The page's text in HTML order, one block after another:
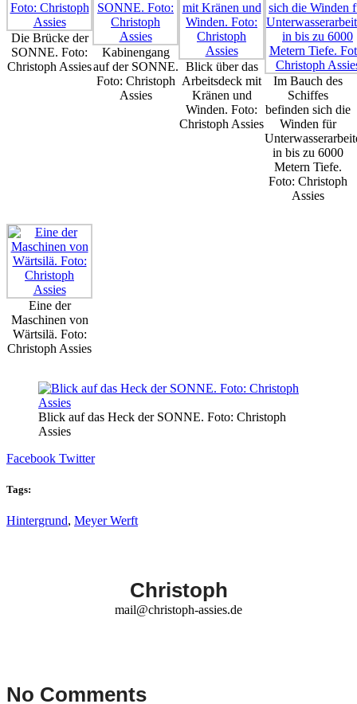
Die Brücke der
SONNE. Foto:
Christoph Assies
Kabinengang
auf der SONNE.
Foto: Christoph
Assies
Blick über das
Arbeitsdeck mit
Kränen und
Winden. Foto:
Christoph Assies
Im Bauch des
Schiffes
befinden sich die
Winden für
in bis zu 6000
Metern Tiefe.
Foto: Christoph
Assies
Eine der
Maschinen von
Wärtsilä. Foto:
Christoph Assies
Blick auf das Heck der SONNE. Foto: Christoph
Assies
Facebook Twitter
Tags:
Hintergrund, Meyer Werft
Christoph
mail@christoph-assies.de
No Comments